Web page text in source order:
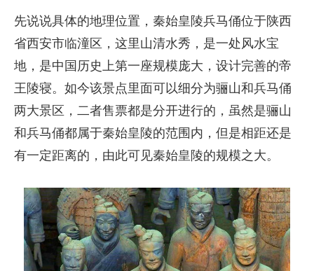
先说说具体的地理位置，秦始皇陵兵马俑位于陕西
省西安市临潼区，这里山清水秀，是一处风水宝
地，是中国历史上第一座规模庞大，设计完善的帝
王陵寝。如今该景点里面可以细分为骊山和兵马俑
两大景区，二者售票都是分开进行的，虽然是骊山
和兵马俑都属于秦始皇陵的范围内，但是相距还是
有一定距离的，由此可见秦始皇陵的规模之大。